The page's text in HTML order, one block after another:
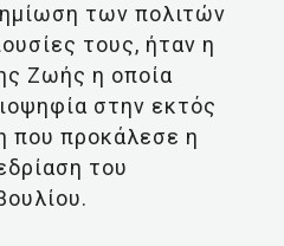
των πολιτών
τους, ήταν η
Ζωής η οποία
στην εκτός
που προκάλεσε η
του